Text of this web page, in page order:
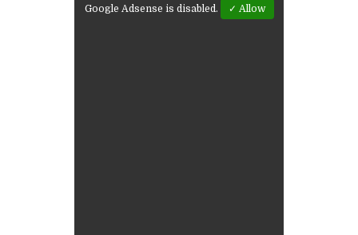
Google Adsense is disabled. ✓ Allow